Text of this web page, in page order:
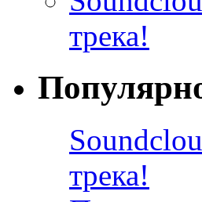
трека!
трека!